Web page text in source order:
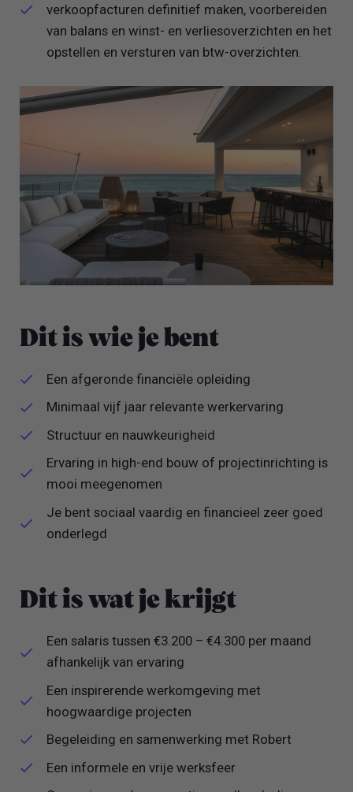
verkoopfacturen definitief maken, voorbereiden
van balans en winst- en verliesoverzichten en het
opstellen en versturen van btw-overzichten.
Dit is wie je bent
Een afgeronde financiële opleiding
Minimaal vijf jaar relevante werkervaring
Structuur en nauwkeurigheid
Ervaring in high-end bouw of projectinrichting is
mooi meegenomen
Je bent sociaal vaardig en financieel zeer goed
onderlegd
Dit is wat je krijgt
Een salaris tussen €3.200 – €4.300 per maand
afhankelijk van ervaring
Een inspirerende werkomgeving met
hoogwaardige projecten
Begeleiding en samenwerking met Robert
Een informele en vrije werksfeer